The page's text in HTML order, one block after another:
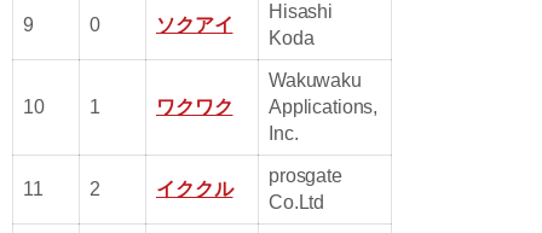
9 0 ソクアイ
Hisashi
Koda
10 1 ワクワク
Wakuwaku
Applications,
Inc.
11 2 イククル
prosgate
Co.Ltd